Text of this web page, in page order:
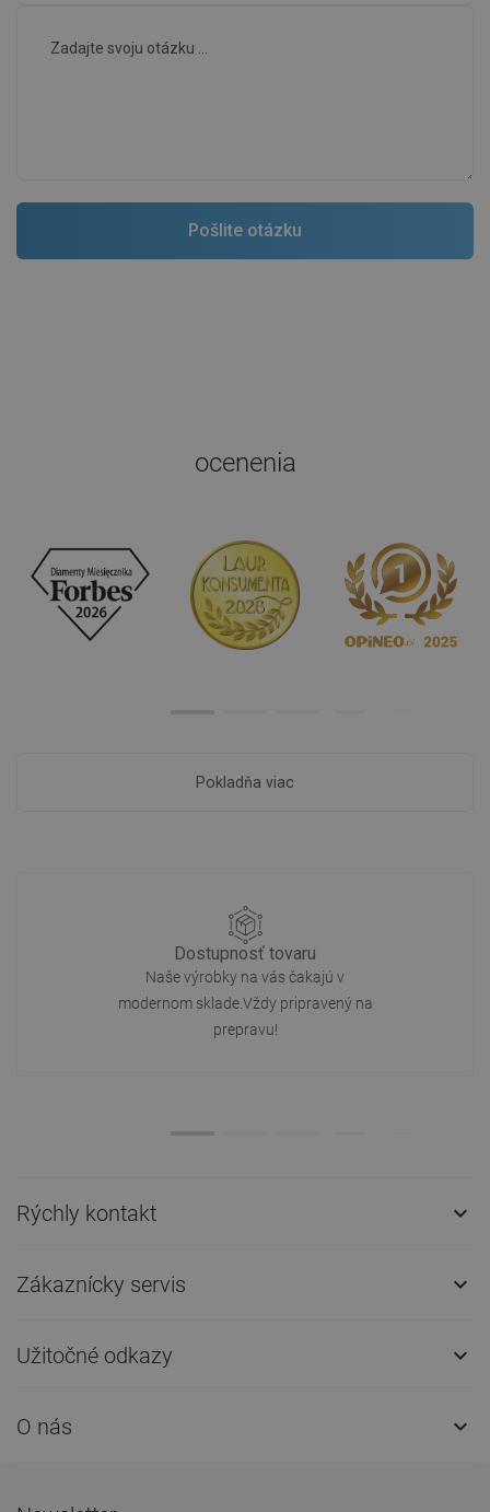
ocenenia
Pokladňa viac
Dostupnosť tovaru
Naše výrobky na vás čakajú v
modernom sklade.Vždy pripravený na
prepravu!
Rýchly kontakt 
Zákaznícky servis 
Užitočné odkazy 
O nás 